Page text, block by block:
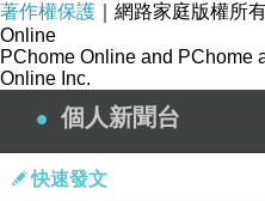
著作權保護 ｜網路家庭版權所
Online
PChome Online and PChome
Online Inc.
個人新聞台
快速發文